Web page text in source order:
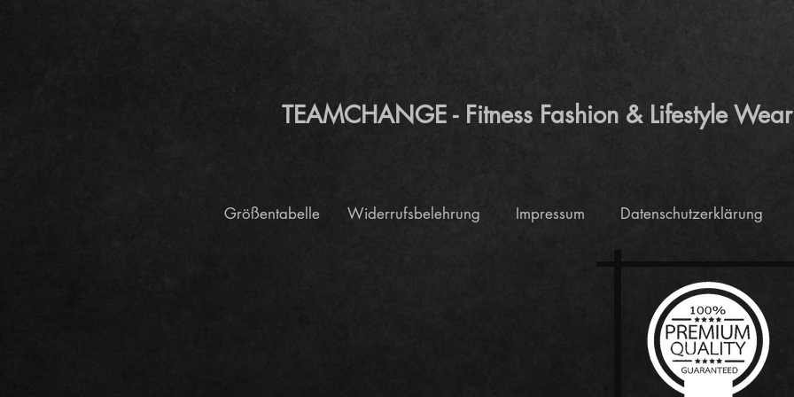
TEAMCHANGE - Fitness Fashion & Lifestyle Wear
Größentabelle Widerrufsbelehrung Impressum Datenschutzerklärung